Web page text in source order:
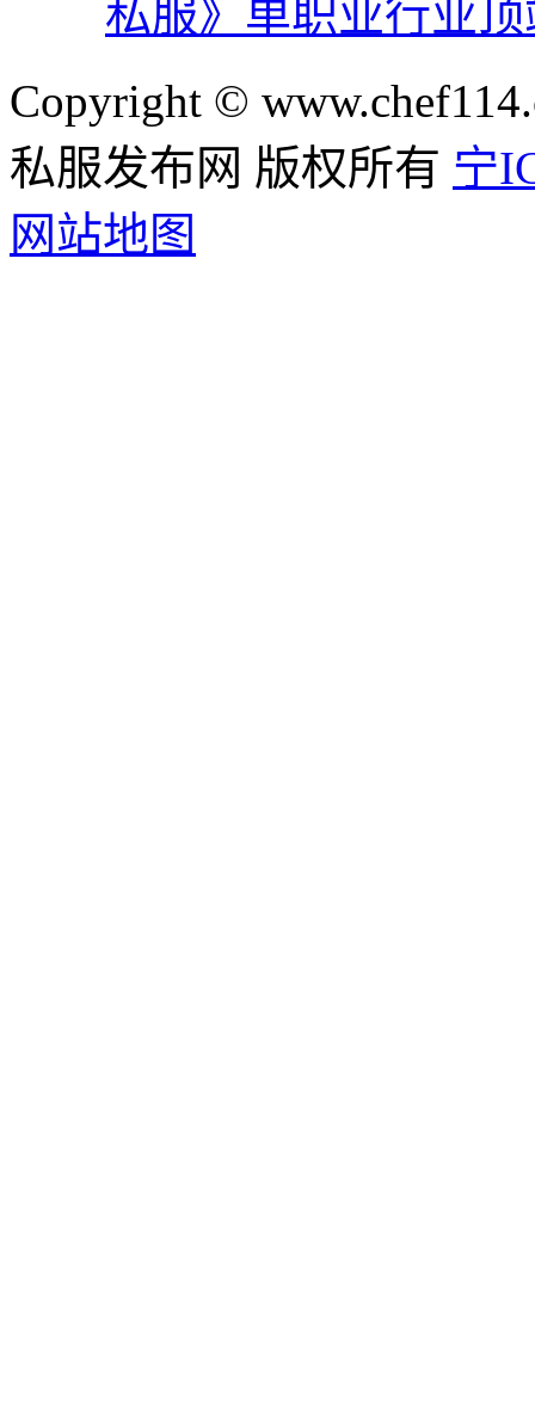
私服》单职业行业
Copyright ©
私服发布网 版权所有 宁
网站地图